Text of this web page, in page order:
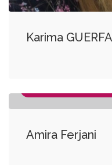
Karima
Amira Ferjani